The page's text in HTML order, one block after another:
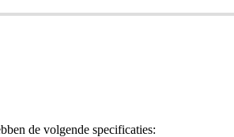
de volgende specificaties: